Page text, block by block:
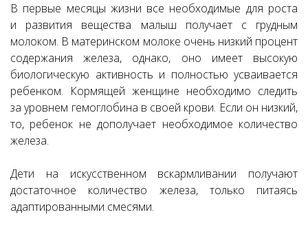
В первые месяцы жизни все необходимые для роста
и развития вещества малыш получает с грудным
молоком. В материнском молоке очень низкий процент
содержания железа, однако, оно имеет высокую
биологическую активность и полностью усваивается
ребенком. Кормящей женщине необходимо следить
за уровнем гемоглобина в своей крови. Если он низкий,
то, ребенок не дополучает необходимое количество
железа.
Дети на искусственном вскармливании получают
достаточное количество железа, только питаясь
адаптированными смесями.